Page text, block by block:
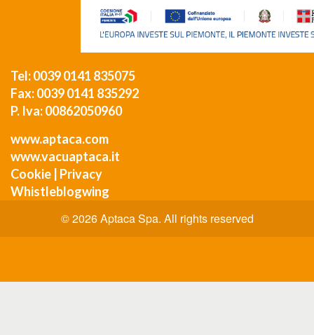
Tel: 0039 0141 835075
Fax: 0039 0141 835292
P. Iva: 00862050960
www.aptaca.com
www.vacuaptaca.it
Cookie Privacy
Whistleblogwing
© 2026 Aptaca Spa. All rights reserved